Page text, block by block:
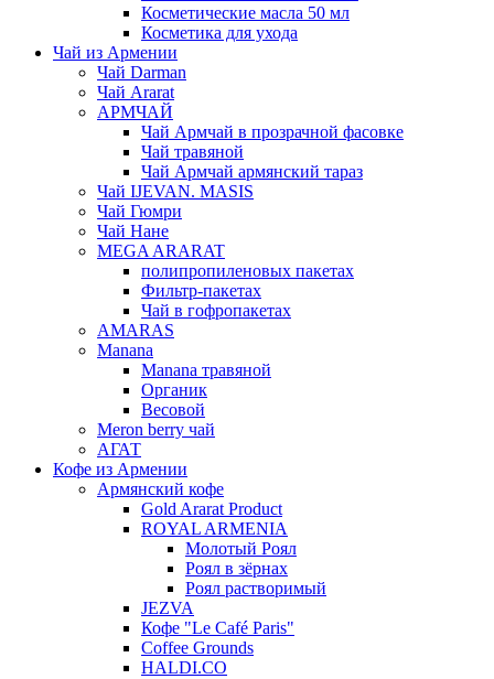
Косметические масла 50 мл
Косметика для ухода
Чай из Армении
Чай Darman
Чай Ararat
АРМЧАЙ
Чай Армчай в прозрачной фасовке
Чай травяной
Чай Армчай армянский тараз
Чай IJEVAN. MASIS
Чай Гюмри
Чай Нане
MEGA ARARAT
полипропиленовых пакетах
Фильтр-пакетах
Чай в гофропакетах
AMARAS
Manana
Manana травяной
Органик
Весовой
Meron berry чай
АГАТ
Кофе из Армении
Армянский кофе
Gold Ararat Product
ROYAL ARMENIA
Молотый Роял
Роял в зёрнах
Роял растворимый
JEZVA
Кофе "Le Café Paris"
Coffee Grounds
HALDI.CO